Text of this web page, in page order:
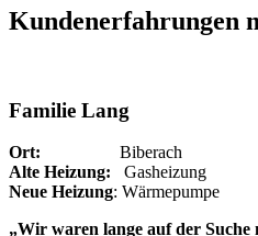
Kundenerfahrungen
Familie Lang
Ort: Biberach
Alte Heizung: Gasheizung
Neue Heizung: Wärmepumpe
„Wir waren lange auf der Suche